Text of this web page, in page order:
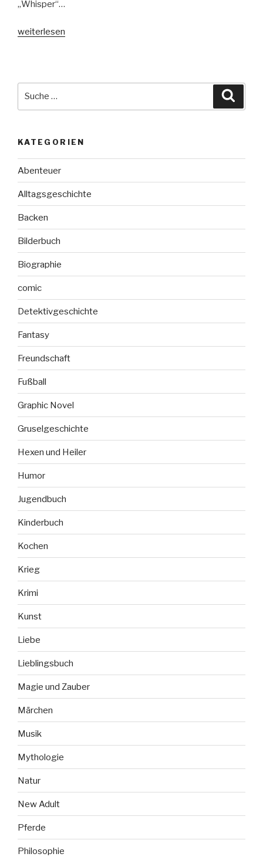
„Whisper“…
„Whisper“
weiterlesen
KATEGORIEN
Abenteuer
Alltagsgeschichte
Backen
Bilderbuch
Biographie
comic
Detektivgeschichte
Fantasy
Freundschaft
Fußball
Graphic Novel
Gruselgeschichte
Hexen und Heiler
Humor
Jugendbuch
Kinderbuch
Kochen
Krieg
Krimi
Kunst
Liebe
Lieblingsbuch
Magie und Zauber
Märchen
Musik
Mythologie
Natur
New Adult
Pferde
Philosophie